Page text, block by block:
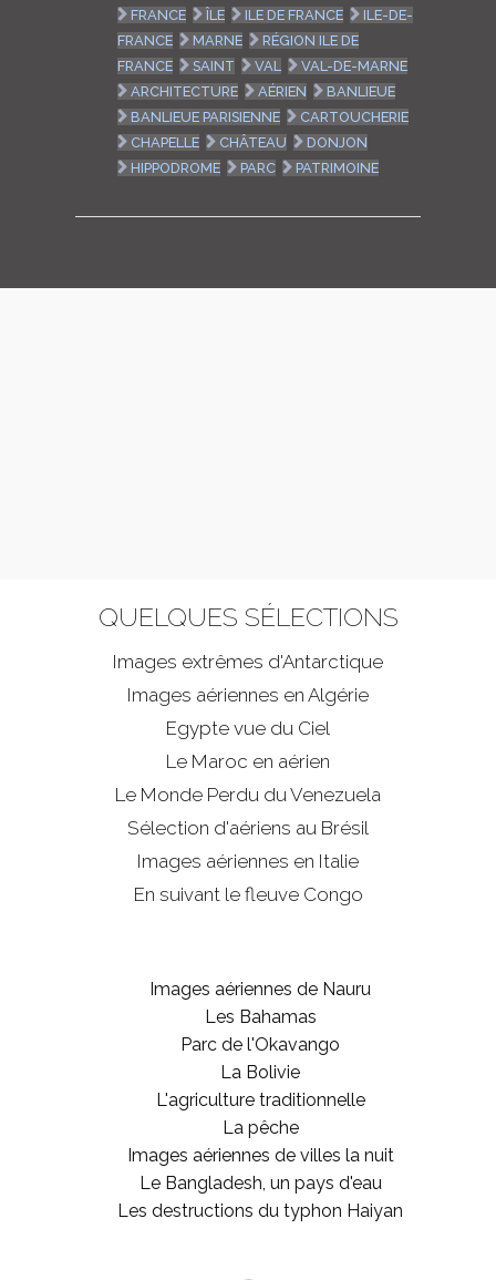
FRANCE
ÎLE ILE DE FRANCE
ILE-DE-
FRANCE
MARNE
RÉGION ILE DE
FRANCE
SAINT VAL
VAL-DE-MARNE
ARCHITECTURE
AÉRIEN
BANLIEUE
BANLIEUE PARISIENNE
CARTOUCHERIE
CHAPELLE
CHÂTEAU
DONJON
HIPPODROME
PARC PATRIMOINE
QUELQUES SÉLECTIONS
Images extrêmes d'Antarctique
Images aériennes en Algérie
Egypte vue du Ciel
Le Maroc en aérien
Le Monde Perdu du Venezuela
Sélection d'aériens au Brésil
Images aériennes en Italie
En suivant le fleuve Congo
Images aériennes de Nauru
Les Bahamas
Parc de l'Okavango
La Bolivie
L'agriculture traditionnelle
La pêche
Images aériennes de villes la nuit
Le Bangladesh, un pays d'eau
Les destructions du typhon Haiyan